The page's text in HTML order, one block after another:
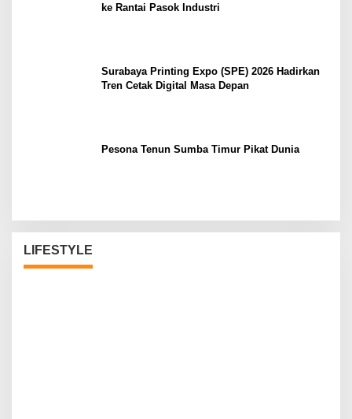
ke Rantai Pasok Industri
Surabaya Printing Expo (SPE) 2026 Hadirkan
Tren Cetak Digital Masa Depan
Pesona Tenun Sumba Timur Pikat Dunia
LIFESTYLE